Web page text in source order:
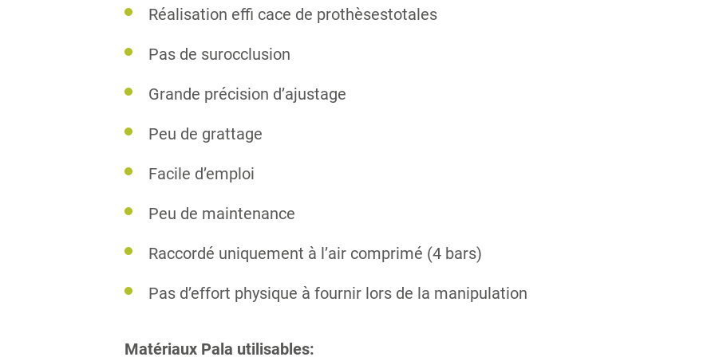
Réalisation effi cace de prothèsestotales
Pas de surocclusion
Grande précision d’ajustage
Peu de grattage
Facile d’emploi
Peu de maintenance
Raccordé uniquement à l’air comprimé (4 bars)
Pas d’effort physique à fournir lors de la manipulation
Matériaux Pala utilisables: